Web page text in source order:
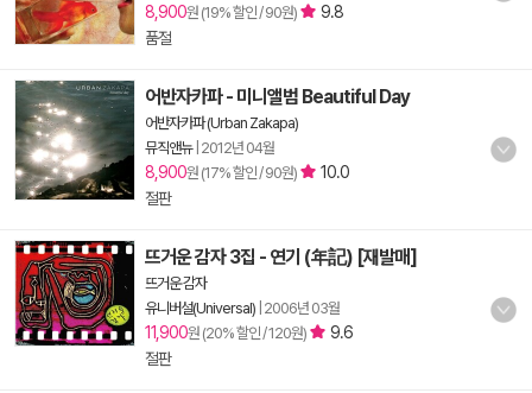
8,900원 (19% 할인 / 90원)
9.8
품절
어반자카파 - 미니앨범 Beautiful Day
어반자카파 (Urban Zakapa)
뮤직앤뉴| 2012년 04월
8,900원 (17% 할인 / 90원)
10.0
절판
뜨거운 감자 3집 - 연기 (年記) [재발매]
뜨거운 감자
유니버설(Universal) 2006년 03월
11,900원 (20% 할인 / 120원)
9.6
절판